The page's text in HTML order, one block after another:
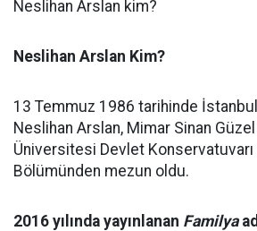
Neslihan Arslan kim?
Neslihan Arslan Kim?
13 Temmuz 1986 tarihinde
Neslihan Arslan, Mimar Sinan
Üniversitesi Devlet
Bölümünden mezun oldu.
2016 yılında yayınlanan Familya